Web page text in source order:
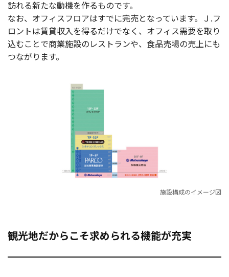
訪れる新たな動機を作るものです。
なお、オフィスフロアはすでに完売となっています。Ｊ.フ
ロントは賃貸収入を得るだけでなく、オフィス需要を取り
込むことで商業施設のレストランや、食品売場の売上にも
つながります。
施設構成のイメージ図
観光地だからこそ求められる機能が充実